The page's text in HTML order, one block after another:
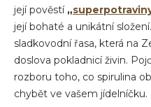
její pověstí „
její bohaté a unikátní
sladkovodní řasa, která na
doslova pokladnicí živin.
rozboru toho, co spirulina
chybět ve vašem jídelníčku.